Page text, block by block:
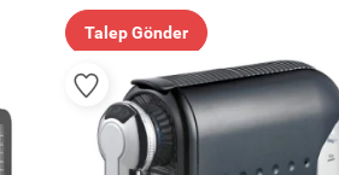
Talep Gönder